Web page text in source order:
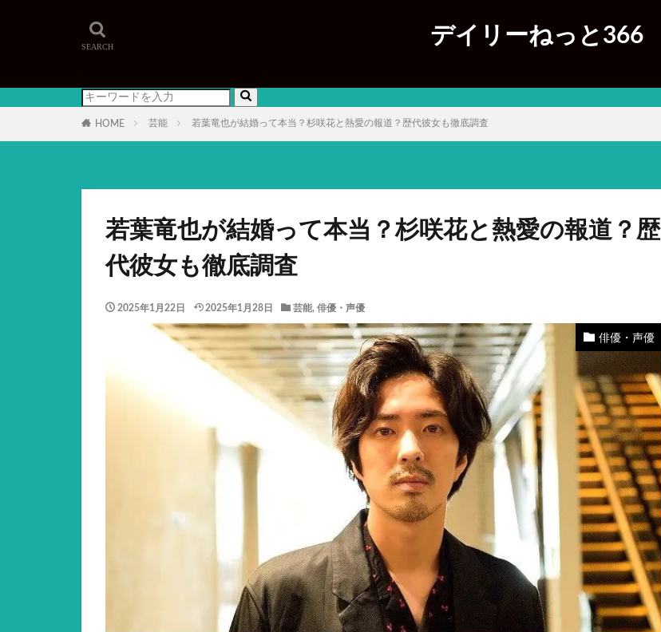
デイリーねっと366
HOME 芸能 若葉竜也が結婚って本当？杉咲花と熱愛の報道？歴代彼女も徹底調査
若葉竜也が結婚って本当？杉咲花と熱愛の報道？歴
代彼女も徹底調査
2025年1月22日 2025年1月28日 芸能, 俳優・声優
俳優・声優